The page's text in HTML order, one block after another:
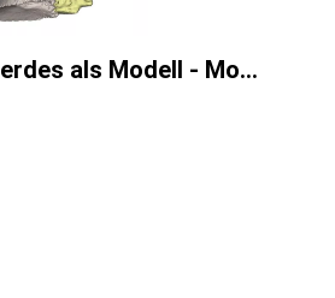
Fuß des Pferdes als Modell - Modell 2